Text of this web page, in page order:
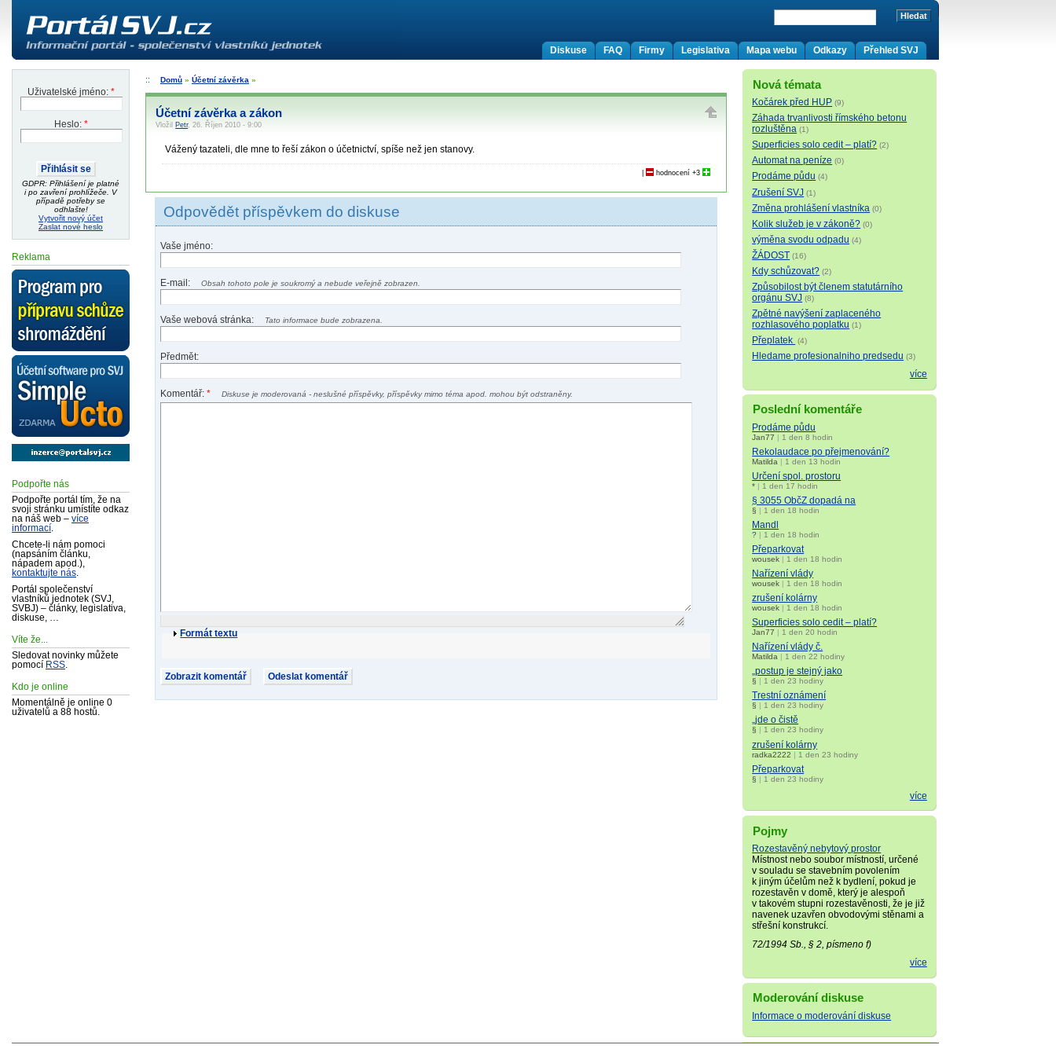
Přehled SVJ
Odkazy
Mapa webu
Legislativa
Firmy
FAQ
Diskuse
Uživatelské jméno: *
Heslo: *
GDPR: Přihlášení je platné
i po zavření prohlížeče. V
případě potřeby se
odhlašte!
Vytvořit nový účet
Zaslat nové heslo
Reklama
Podpořte nás
Podpořte portál tím, že na
svoji stránku umístíte odkaz
na náš web – více
informací
Chcete-li nám pomoci
(napsáním článku,
nápadem apod.),
kontaktujte nás
Portál společenství
vlastníků jednotek (SVJ,
SVBJ) – články, legislativa,
diskuse, …
Víte že...
Sledovat novinky můžete
pomocí RSS
Kdo je online
Momentálně je online 0
uživatelů a 88 hostů.
Nová témata
Kočárek před HUP (9)
Záhada trvanlivosti římského betonu
rozluštěna (1)
Superficies solo cedit – platí? (2)
Automat na peníze (0)
Prodáme půdu (4)
Zrušení SVJ (1)
Změna prohlášení vlastníka (0)
Kolik služeb je v zákoně? (0)
výměna svodu odpadu (4)
ŽÁDOST (16)
Kdy schůzovat? (2)
Způsobilost být členem statutárního
orgánu SVJ (8)
Zpětné navýšení zaplaceného
rozhlasového poplatku (1)
Přeplatek (4)
Hledame profesionalniho predsedu (3)
více
Poslední komentáře
Prodáme půdu
Jan77 | 1 den 8 hodin
Rekolaudace po přejmenování?
Matilda | 1 den 13 hodin
Určení spol. prostoru
* | 1 den 17 hodin
§ 3055 ObčZ dopadá na
§ | 1 den 18 hodin
Mandl
? | 1 den 18 hodin
Přeparkovat
wousek | 1 den 18 hodin
Nařízení vlády
wousek | 1 den 18 hodin
zrušení kolárny
wousek | 1 den 18 hodin
Superficies solo cedit – platí?
Jan77 | 1 den 20 hodin
Nařízení vlády č.
Matilda | 1 den 22 hodiny
„postup je stejný jako
§ | 1 den 23 hodiny
Trestní oznámení
§ 1 den 23 hodiny
„jde o čistě
§ 1 den 23 hodiny
zrušení kolárny
radka2222 | 1 den 23 hodiny
Přeparkovat
§ | 1 den 23 hodiny
více
Pojmy
Rozestavěný nebytový prostor
Místnost nebo soubor místností, určené
v souladu se stavebním povolením
k jiným účelům než k bydlení, pokud je
rozestavěn v domě, který je alespoň
v takovém stupni rozestavěnosti, že je již
navenek uzavřen obvodovými stěnami a
střešní konstrukcí.
72/1994 Sb., § 2, písmeno f)
více
Moderování diskuse
Informace o moderování diskuse
Domů » Účetní závěrka »
Účetní závěrka a zákon
Vložil Petr, 26. Říjen 2010 - 9:00
Vážený tazateli, dle mne to řeší zákon o účetnictví, spíše než jen stanovy.
hodnocení +3
Odpovědět příspěvkem do diskuse
Vaše jméno:
E-mail: Obsah tohoto pole je soukromý a nebude veřejně zobrazen.
Vaše webová stránka: Tato informace bude zobrazena.
Předmět:
Komentář:* Diskuse je moderovaná - neslušné příspěvky, příspěvky mimo téma apod. mohou být odstraněny.
Formát textu